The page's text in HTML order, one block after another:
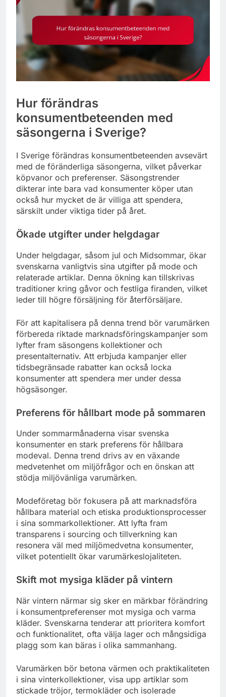
Hur förändras
konsumentbeteenden med
säsongerna i Sverige?
I Sverige förändras konsumentbeteenden avsevärt
med de föränderliga säsongerna, vilket påverkar
köpvanor och preferenser. Säsongstrender
dikterar inte bara vad konsumenter köper utan
också hur mycket de är villiga att spendera,
särskilt under viktiga tider på året.
Ökade utgifter under helgdagar
Under helgdagar, såsom jul och Midsommar, ökar
svenskarna vanligtvis sina utgifter på mode och
relaterade artiklar. Denna ökning kan tillskrivas
traditioner kring gåvor och festliga firanden, vilket
leder till högre försäljning för återförsäljare.
För att kapitalisera på denna trend bör varumärken
förbereda riktade marknadsföringskampanjer som
lyfter fram säsongens kollektioner och
presentalternativ. Att erbjuda kampanjer eller
tidsbegränsade rabatter kan också locka
konsumenter att spendera mer under dessa
högsäsonger.
Preferens för hållbart mode på sommaren
Under sommarmånaderna visar svenska
konsumenter en stark preferens för hållbara
modeval. Denna trend drivs av en växande
medvetenhet om miljöfrågor och en önskan att
stödja miljövänliga varumärken.
Modeföretag bör fokusera på att marknadsföra
hållbara material och etiska produktionsprocesser
i sina sommarkollektioner. Att lyfta fram
transparens i sourcing och tillverkning kan
resonera väl med miljömedvetna konsumenter,
vilket potentiellt ökar varumärkeslojaliteten.
Skift mot mysiga kläder på vintern
När vintern närmar sig sker en märkbar förändring
i konsumentpreferenser mot mysiga och varma
kläder. Svenskarna tenderar att prioritera komfort
och funktionalitet, ofta välja lager och mångsidiga
plagg som kan bäras i olika sammanhang.
Varumärken bör betona värmen och praktikaliteten
i sina vinterkollektioner, visa upp artiklar som
stickade tröjor, termokläder och isolerade